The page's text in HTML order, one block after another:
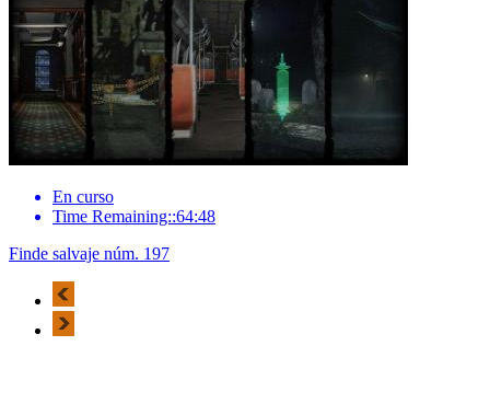
En curso
Time Remaining::64:48
Finde salvaje núm. 197